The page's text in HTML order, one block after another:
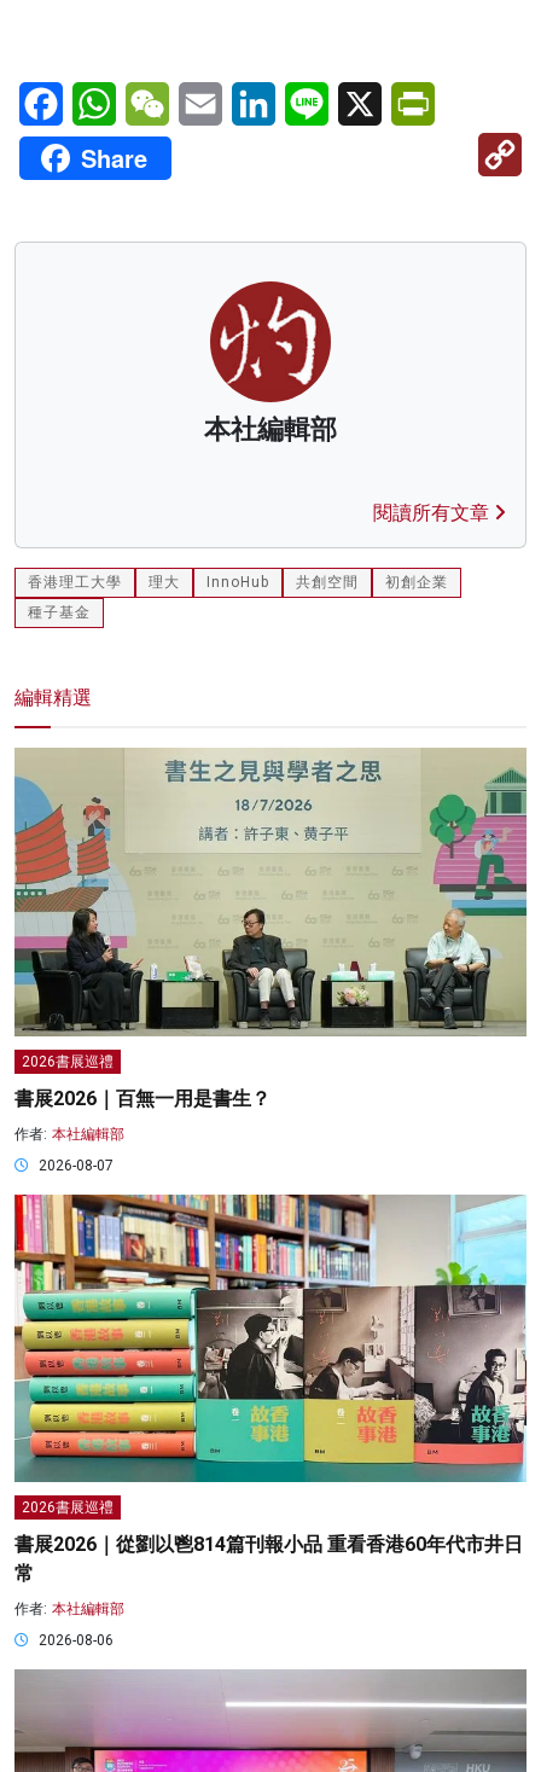
FacebookWhatsAppWeChatEmail LinkedInLine X
Share
本社編輯部
閱讀所有文章
香港理工大學 理大 InnoHub 共創空間
初創企業
種子基金
編輯精選
2026書展巡禮
書展2026｜百無一用是書生？
作者: 本社編輯部
2026-08-07
2026書展巡禮
書展2026｜從劉以鬯814篇刊報小品 重看香港60年代市井日
常
作者: 本社編輯部
2026-08-06